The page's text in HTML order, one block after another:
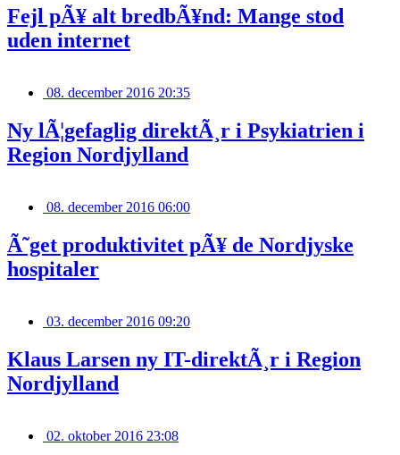
Fejl pÃ¥ alt bredbÃ¥nd: Mange stod
uden internet
08. december 2016 20:35
Ny lÃ¦gefaglig direktÃ¸r i Psykiatrien i
Region Nordjylland
08. december 2016 06:00
Ã˜get produktivitet pÃ¥ de Nordjyske
hospitaler
03. december 2016 09:20
Klaus Larsen ny IT-direktÃ¸r i Region
Nordjylland
02. oktober 2016 23:08